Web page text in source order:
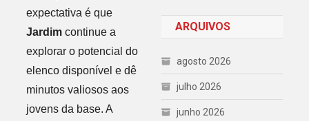
expectativa é que
Jardimcontinue a
explorar o potencial do
elenco disponível e dê
minutos valiosos aos
jovens da base. A
ARQUIVOS
agosto 2026
julho 2026
junho 2026